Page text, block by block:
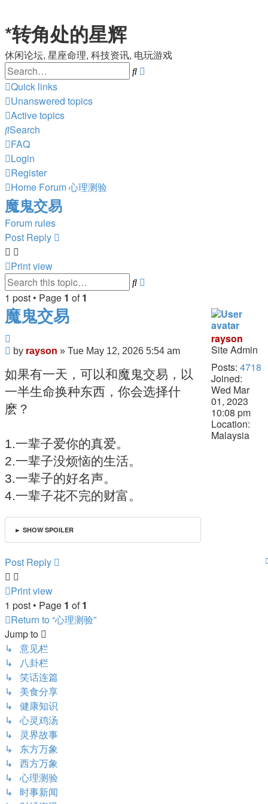
*转角处的星辉
休闲论坛, 星座命理, 科技资讯, 电玩游戏
Search
Quick links
Unanswered topics
Active topics
Search
FAQ
Login
Register
Home Forum心理测验
魔鬼交易
Forum rules
Post Reply
Print view
Search
1 post • Page 1 of1
rayson
Site Admin
Posts: 4718
Joined:
Wed Mar
01, 2023
10:08 pm
Location:
Malaysia
魔鬼交易
Post
by rayson » Tue May 12, 2026 5:54 am
如果有一天，可以和魔鬼交易，以
一半生命换种东西，你会选择什
麽？
1.一辈子爱你的真爱。
2.一辈子没烦恼的生活。
3.一辈子的好名声。
4.一辈子花不完的财富。
► SHOW SPOILER
Post Reply
Print view
1 post • Page 1 of1
Return to “心理测验”
Jump to
↳ 意见栏
↳ 八卦栏
↳ 笑话连篇
↳ 美食分享
↳ 健康知识
↳ 心灵鸡汤
↳ 灵界故事
↳ 东方万象
↳ 西方万象
↳ 心理测验
↳ 时事新闻